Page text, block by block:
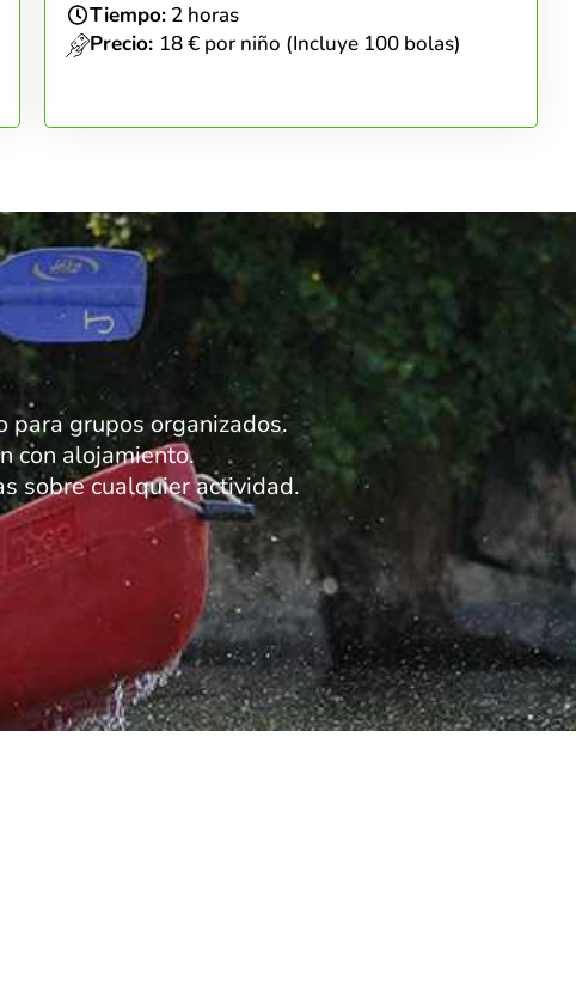
Tiempo: 2 horas
Precio: 18 € por niño (Incluye 100 bolas)
para grupos organizados.
con alojamiento.
sobre cualquier actividad.